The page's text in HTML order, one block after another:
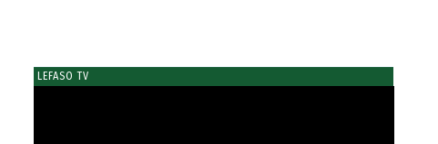
LEFASO TV